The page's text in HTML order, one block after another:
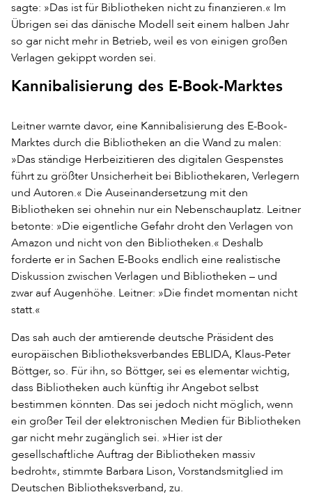
sagte: »Das ist für Bibliotheken nicht zu finanzieren.« Im
Übrigen sei das dänische Modell seit einem halben Jahr
so gar nicht mehr in Betrieb, weil es von einigen großen
Verlagen gekippt worden sei.
Kannibalisierung des E-Book-Marktes
Leitner warnte davor, eine Kannibalisierung des E-Book-
Marktes durch die Bibliotheken an die Wand zu malen:
»Das ständige Herbeizitieren des digitalen Gespenstes
führt zu größter Unsicherheit bei Bibliothekaren, Verlegern
und Autoren.« Die Auseinandersetzung mit den
Bibliotheken sei ohnehin nur ein Nebenschauplatz. Leitner
betonte: »Die eigentliche Gefahr droht den Verlagen von
Amazon und nicht von den Bibliotheken.« Deshalb
forderte er in Sachen E-Books endlich eine realistische
Diskussion zwischen Verlagen und Bibliotheken – und
zwar auf Augenhöhe. Leitner: »Die findet momentan nicht
statt.«
Das sah auch der amtierende deutsche Präsident des
europäischen Bibliotheksverbandes EBLIDA, Klaus-Peter
Böttger, so. Für ihn, so Böttger, sei es elementar wichtig,
dass Bibliotheken auch künftig ihr Angebot selbst
bestimmen könnten. Das sei jedoch nicht möglich, wenn
ein großer Teil der elektronischen Medien für Bibliotheken
gar nicht mehr zugänglich sei. »Hier ist der
gesellschaftliche Auftrag der Bibliotheken massiv
bedroht«, stimmte Barbara Lison, Vorstandsmitglied im
Deutschen Bibliotheksverband, zu.